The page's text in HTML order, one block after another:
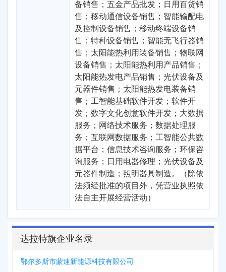
备销售；五金产品批发；日用百货销
售；移动通信设备销售；智能输配电
及控制设备销售；移动终端设备销
售；特种设备销售；智能无飞行器销
售；太阳能热利用装备销售；物联网
设备销售；太阳能热利用产品销售；
太阳能热发电产品销售；光伏设备及
元器件销售；太阳能热发电装备销
售；工智能基础软件开发；软件开
发；数字文化创意软件开发；大数据
服务；网络技术服务；数据处理服
务；互联网数据服务；工智能公共数
据平台；信息技术咨询服务；环保咨
询服务；日用电器修理；光伏设备及
元器件制造；照明器具制造。（除依
法须经批准的项目外，凭营业执照依
法自主开展经营活动）
达拉特旗企业名录
鄂尔多斯市蒙速新能源科技有限公司